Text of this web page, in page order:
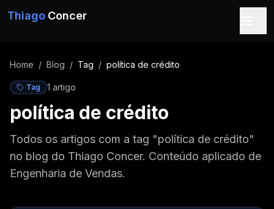
Thiago Concer
Home / Blog / Tag / política de crédito
Tag 1 artigo
política de crédito
Todos os artigos com a tag "política de crédito"
no blog do Thiago Concer. Conteúdo aplicado de
Engenharia de Vendas.